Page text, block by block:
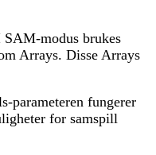
modus brukes
Arrays. Disse Arrays
parameteren fungerer
for samspill